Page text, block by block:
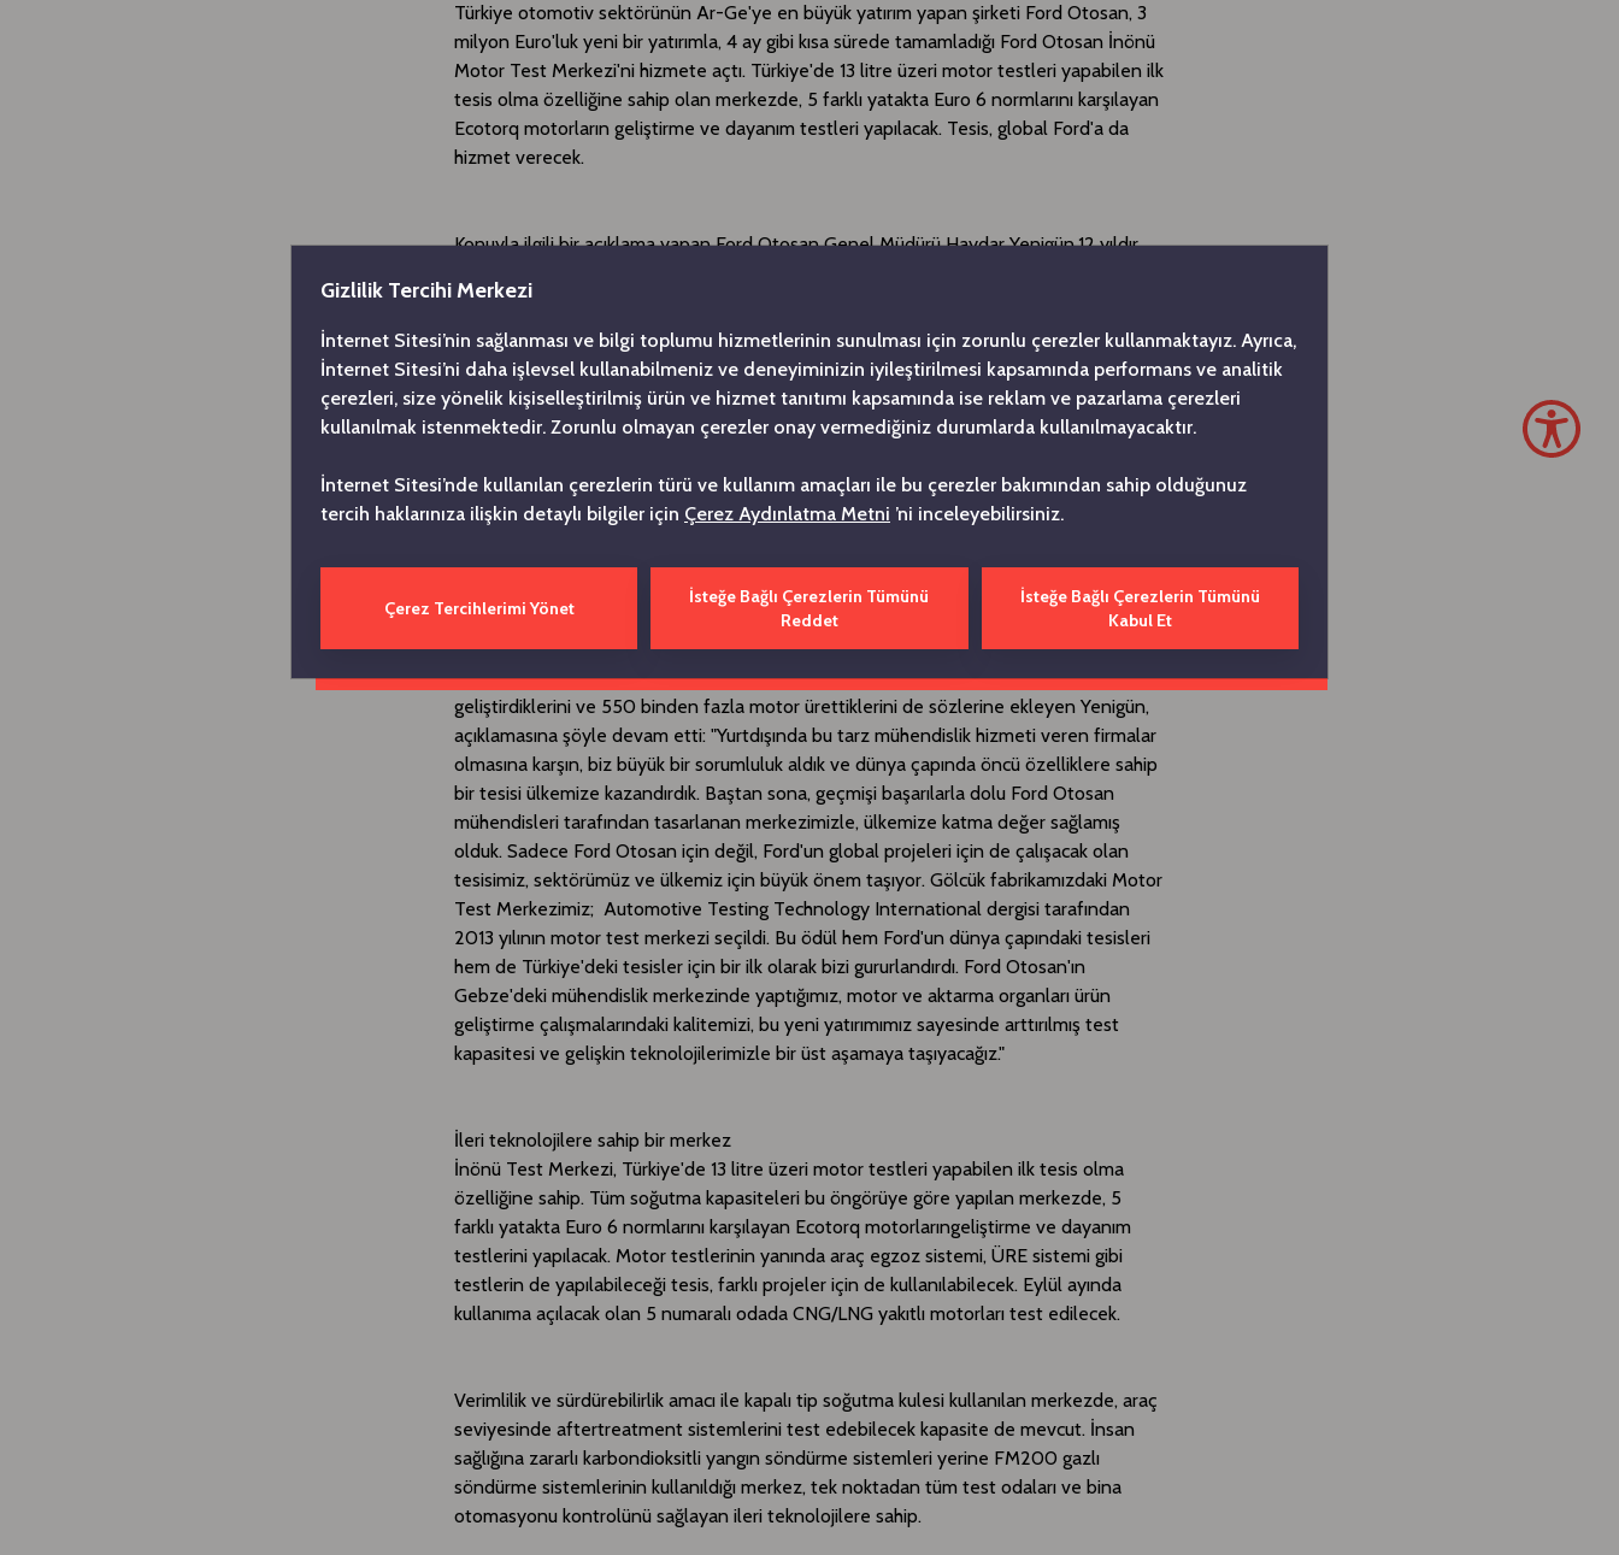
​Türkiye otomotiv sektörünün Ar-Ge'ye en büyük yatırım yapan şirketi Ford Otosan, 3
milyon Euro'luk yeni bir yatırımla, 4 ay gibi kısa sürede tamamladığı Ford Otosan İnönü
Motor Test Merkezi'ni hizmete açtı. Türkiye'de 13 litre üzeri motor testleri yapabilen ilk
tesis olma özelliğine sahip olan merkezde, 5 farklı yatakta Euro 6 normlarını karşılayan
Ecotorq motorların geliştirme ve dayanım testleri yapılacak. Tesis, global Ford'a da
hizmet verecek.
Konuyla ilgili bir açıklama yapan Ford Otosan Genel Müdürü Haydar Yenigün,12 yıldır
duyduklarını belirterek şunları söyledi: "Temellerini 1961 yılında attığımız Ar-Ge
faaliyetlerimiz ile bugün, bir marka haline gelmiş olmanın gururunu yaşıyoruz. Bundan
54 yıl önce 10 mühendisle başlayan Ar-Ge yolculuğumuza, bugün 1.300 Ar-Ge
mühendisimizle devam ediyoruz. Geldiğimiz noktada,Türkiye otomotiv sektörünün en
büyük teknoloji ve Ar-Ge üssüne sahibiz.436 patent başvurusuyla, Türkiye'nin Ar-Ge
devleri arasında yer alıyoruz ve bu sayede sektör liderliğimizi sürdürüyoruz. İstihdam,
patent başvurularımız ve projelerimizle Türkiye'nin otomotiv sektöründeki en büyük
Ar-Ge teşkilatı olmakla birlikte otomobil, orta ve hafif ticari, ağır ticari ve dizel
motorların mühendislik merkezi olarak Ford'un da dünyadaki 3'üncü büyük Ar-Ge
merkezi olarak çalışıyoruz."
Haydar Yenigün: Ülkemize dünya çapında öncü bir tesis kazandırdık
Bugüne kadar 15 adet motor, bunların farklı versiyonları ile 100'ün üzerinde proje
geliştirdiklerini ve 550 binden fazla motor ürettiklerini de sözlerine ekleyen Yenigün,
açıklamasına şöyle devam etti: "Yurtdışında bu tarz mühendislik hizmeti veren firmalar
olmasına karşın, biz büyük bir sorumluluk aldık ve dünya çapında öncü özelliklere sahip
bir tesisi ülkemize kazandırdık. Baştan sona, geçmişi başarılarla dolu Ford Otosan
mühendisleri tarafından tasarlanan merkezimizle, ülkemize katma değer sağlamış
olduk. Sadece Ford Otosan için değil, Ford'un global projeleri için de çalışacak olan
tesisimiz, sektörümüz ve ülkemiz için büyük önem taşıyor. Gölcük fabrikamızdaki Motor
Test Merkezimiz; Automotive Testing Technology International dergisi tarafından
2013 yılının motor test merkezi seçildi. Bu ödül hem Ford'un dünya çapındaki tesisleri
hem de Türkiye'deki tesisler için bir ilk olarak bizi gururlandırdı. Ford Otosan'ın
Gebze'deki mühendislik merkezinde yaptığımız, motor ve aktarma organları ürün
geliştirme çalışmalarındaki kalitemizi, bu yeni yatırımımız sayesinde arttırılmış test
kapasitesi ve gelişkin teknolojilerimizle bir üst aşamaya taşıyacağız."
İleri teknolojilere sahip bir merkez
İnönü Test Merkezi, Türkiye'de 13 litre üzeri motor testleri yapabilen ilk tesis olma
özelliğine sahip. Tüm soğutma kapasiteleri bu öngörüye göre yapılan merkezde, 5
farklı yatakta Euro 6 normlarını karşılayan Ecotorq motorlarıngeliştirme ve dayanım
testlerini yapılacak. Motor testlerinin yanında araç egzoz sistemi, ÜRE sistemi gibi
testlerin de yapılabileceği tesis, farklı projeler için de kullanılabilecek. Eylül ayında
kullanıma açılacak olan 5 numaralı odada CNG/LNG yakıtlı motorları test edilecek.
Verimlilik ve sürdürebilirlik amacı ile kapalı tip soğutma kulesi kullanılan merkezde, araç
seviyesinde aftertreatment sistemlerini test edebilecek kapasite de mevcut. İnsan
sağlığına zararlı karbondioksitli yangın söndürme sistemleri yerine FM200 gazlı
söndürme sistemlerinin kullanıldığı merkez, tek noktadan tüm test odaları ve bina
otomasyonu kontrolünü sağlayan ileri teknolojilere sahip.
Gizlilik Tercihi Merkezi
İnternet Sitesi’nin sağlanması ve bilgi toplumu hizmetlerinin sunulması için zorunlu çerezler kullanmaktayız. Ayrıca,
İnternet Sitesi’ni daha işlevsel kullanabilmeniz ve deneyiminizin iyileştirilmesi kapsamında performans ve analitik
çerezleri, size yönelik kişiselleştirilmiş ürün ve hizmet tanıtımı kapsamında ise reklam ve pazarlama çerezleri
kullanılmak istenmektedir. Zorunlu olmayan çerezler onay vermediğiniz durumlarda kullanılmayacaktır.
İnternet Sitesi’nde kullanılan çerezlerin türü ve kullanım amaçları ile bu çerezler bakımından sahip olduğunuz
tercih haklarınıza ilişkin detaylı bilgiler için Çerez Aydınlatma Metni ’ni inceleyebilirsiniz.
Çerez Tercihlerimi Yönet
İsteğe Bağlı Çerezlerin Tümünü
Reddet
İsteğe Bağlı Çerezlerin Tümünü
Kabul Et